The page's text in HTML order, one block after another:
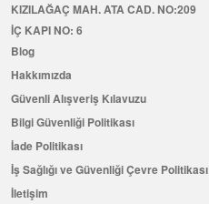
KIZILAĞAÇ MAH. ATA CAD. NO:209
İÇ KAPI NO: 6
Blog
Hakkımızda
Güvenli Alışveriş Kılavuzu
Bilgi Güvenliği Politikası
İade Politikası
İş Sağlığı ve Güvenliği Çevre Politikası
İletişim